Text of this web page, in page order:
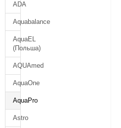
ADA
Aquabalance
AquaEL
(Польша)
AQUAmed
AquaOne
AquaPro
Astro